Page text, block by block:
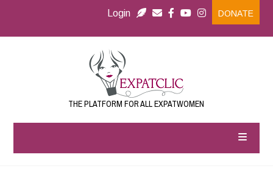
Login DONATE
THE PLATFORM FOR ALL EXPATWOMEN